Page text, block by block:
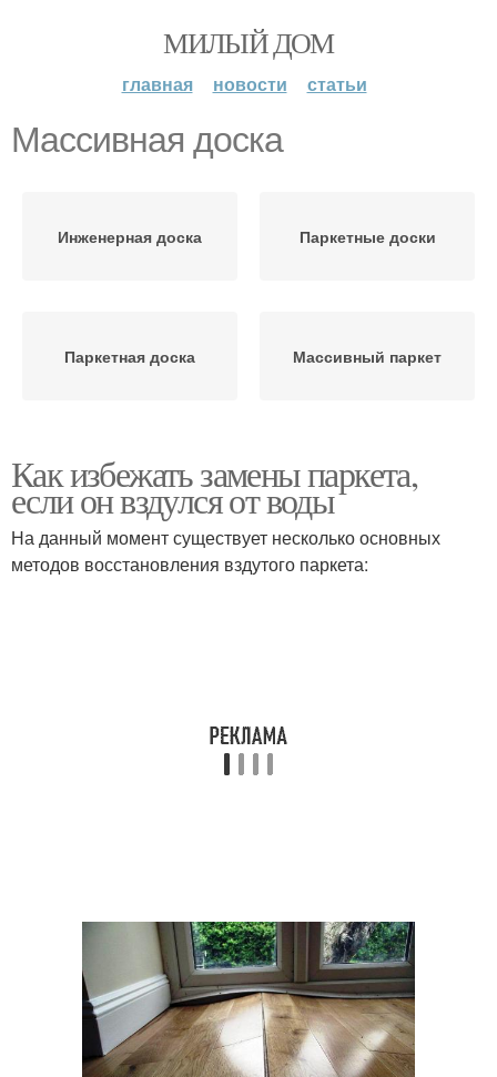
МИЛЫЙ ДОМ
главная новости статьи
Массивная доска
Инженерная доска Паркетные доски
Паркетная доска Массивный паркет
Как избежать замены паркета,
если он вздулся от воды
На данный момент существует несколько основных
методов восстановления вздутого паркета: